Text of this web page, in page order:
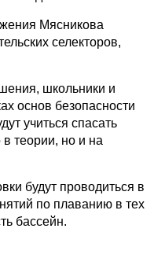
Мясникова
селекторов,
школьники и
основ безопасности
учиться спасать
в теории, но и на
будут проводиться в
по плаванию в тех
бассейн.